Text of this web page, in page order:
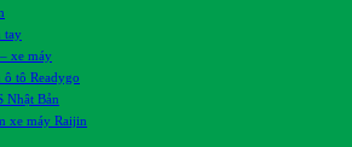
tay
xe máy
tô Readygo
Nhật Bản
xe máy Raijin